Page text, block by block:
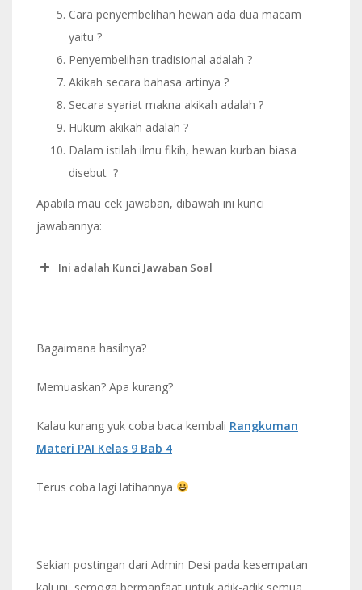
Cara penyembelihan hewan ada dua macam
yaitu ?
Penyembelihan tradisional adalah ?
Akikah secara bahasa artinya ?
Secara syariat makna akikah adalah ?
Hukum akikah adalah ?
Dalam istilah ilmu fikih, hewan kurban biasa
disebut ?
Apabila mau cek jawaban, dibawah ini kunci
jawabannya:
Ini adalah Kunci Jawaban Soal
Bagaimana hasilnya?
Memuaskan? Apa kurang?
Kalau kurang yuk coba baca kembali Rangkuman
Materi PAI Kelas 9 Bab 4
Terus coba lagi latihannya
Sekian postingan dari Admin Desi pada kesempatan
kali ini, semoga bermanfaat untuk adik-adik semua.